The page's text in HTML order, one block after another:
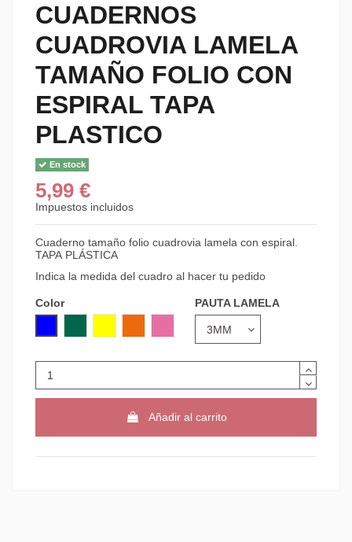
CUADERNOS
CUADROVIA LAMELA
TAMAÑO FOLIO CON
ESPIRAL TAPA
PLASTICO
En stock
5,99 €
Impuestos incluidos
Cuaderno tamaño folio cuadrovia lamela con espiral.
TAPA PLÁSTICA
Indica la medida del cuadro al hacer tu pedido
Color
PAUTA LAMELA
Añadir al carrito